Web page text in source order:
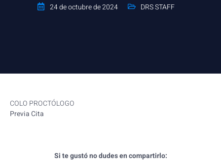
24 de octubre de 2024 DRS STAFF
COLO PROCTÓLOGO
Previa Cita
Si te gustó no dudes en compartirlo: